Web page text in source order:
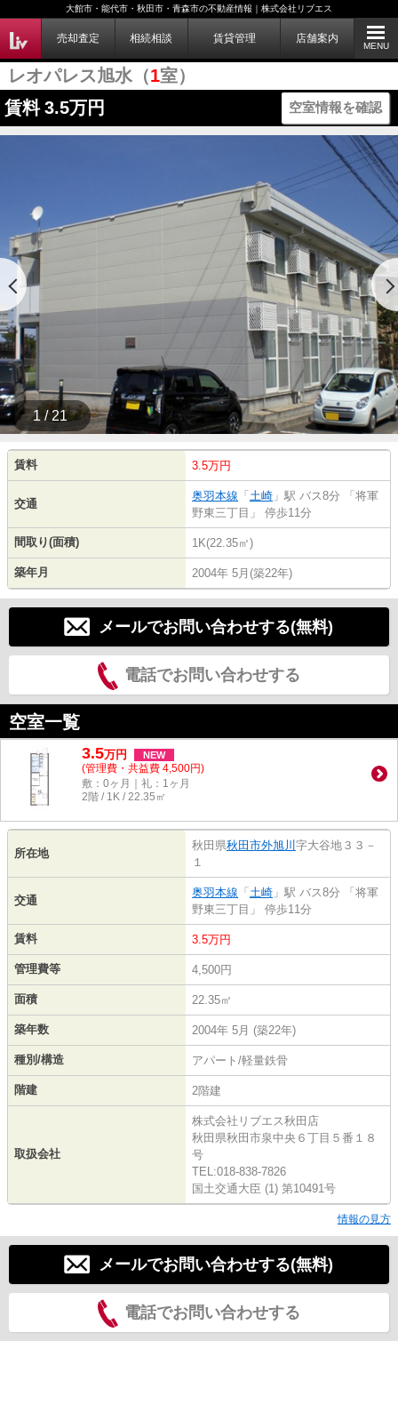
大館市・能代市・秋田市・青森市の不動産情報｜株式会社リブエス
売却査定 相続相談 賃貸管理 店舗案内
MENU
レオパレス旭水（1室）
賃料 3.5万円 空室情報を確認
1 / 21
賃料 3.5万円
交通
奥羽本線 「 土崎 」駅 バス8分 「将軍
野東三丁目」 停歩11分
間取り(面積) 1K(22.35㎡)
築年月 2004年 5月(築22年)
メールでお問い合わせする(無料)
電話でお問い合わせする
空室一覧
3.5万円 NEW
(管理費・共益費 4,500円)
敷：0ヶ月｜礼：1ヶ月
2階 / 1K / 22.35㎡
所在地
秋田県秋田市外旭川 字大谷地３３－
１
交通
奥羽本線 「 土崎 」駅 バス8分 「将軍
野東三丁目」 停歩11分
賃料 3.5万円
管理費等 4,500円
面積 22.35㎡
築年数 2004年 5月 (築22年)
種別/構造 アパート/軽量鉄骨
階建 2階建
取扱会社
株式会社リブエス秋田店
秋田県秋田市泉中央６丁目５番１８
号
TEL:018-838-7826
国土交通大臣 (1) 第10491号
情報の見方
メールでお問い合わせする(無料)
電話でお問い合わせする